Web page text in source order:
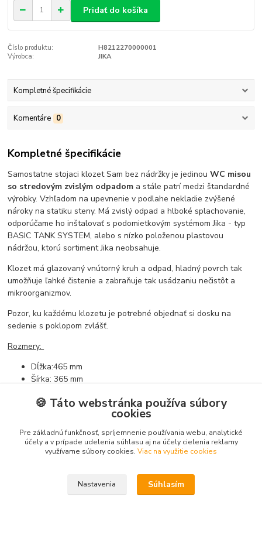
Pridať do košíka
Číslo produktu:
H8212270000001
Výrobca:
JIKA
Kompletné špecifikácie
Komentáre 0
Kompletné špecifikácie
Samostatne stojaci klozet Sam bez nádržky je jedinouWC misou
so stredovým zvislým odpadom a stále patrí medzi štandardné
výrobky. Vzhľadom na upevnenie v podlahe nekladie zvýšené
nároky na statiku steny. Má zvislý odpad a hlboké splachovanie,
odporúčame ho inštalovať s podomietkovým systémom Jika - typ
BASIC TANK SYSTEM, alebo s nízko položenou plastovou
nádržou, ktorú sortiment Jika neobsahuje.
Klozet má glazovaný vnútorný kruh a odpad, hladný povrch tak
umožňuje ľahké čistenie a zabraňuje tak usádzaniu nečistôt a
mikroorganizmov.
Pozor, ku každému klozetu je potrebné objednať si dosku na
sedenie s poklopom zvlášť.
Rozmery:
Dĺžka:465 mm
Šírka: 365 mm
Tovar zaradený v kategóriách
Klozety, WC kombi
🍪 Táto webstránka používa súbory
cookies
Pre základnú funkčnosť, spríjemnenie používania webu, analytické
účely a v prípade udelenia súhlasu aj na účely cielenia reklamy
využívame súbory cookies. Viac na využitie cookies
Nastavenia Súhlasím